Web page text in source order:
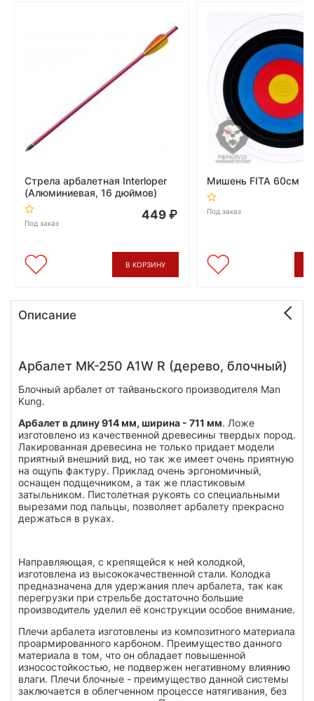
Стрела арбалетная Interloper
(Алюминиевая, 16 дюймов)
Под заказ
449
В КОРЗИНУ
Мишень FITA 60cм
Под заказ
Описание
Арбалет MK-250 A1W R (дерево, блочный)
Блочный арбалет от тайваньского производителя Man
Kung.
Арбалет в длину 914 мм, ширина - 711 мм. Ложе
изготовлено из качественной древесины твердых пород.
Лакированная древесина не только придает модели
приятный внешний вид, но так же имеет очень приятную
на ощупь фактуру. Приклад очень эргономичный,
оснащен подщечником, а так же пластиковым
затыльником. Пистолетная рукоять со специальными
вырезами под пальцы, позволяет арбалету прекрасно
держаться в руках.
Направляющая, с крепящейся к ней колодкой,
изготовлена из высококачественной стали. Колодка
предназначена для удержания плеч арбалета, так как
перегрузки при стрельбе достаточно большие
производитель уделил её конструкции особое внимание.
Плечи арбалета изготовлены из композитного материала
проармированного карбоном. Преимущество данного
материала в том, что он обладает повышенной
износостойкостью, не подвержен негативному влиянию
влаги. Плечи блочные - преимущество данной системы
заключается в облегченном процессе натягивания, без